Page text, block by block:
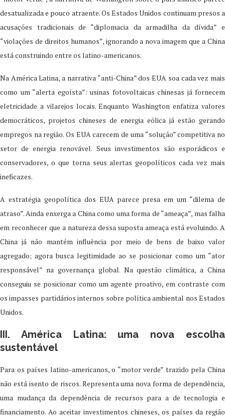
desatualizada e pouco atraente. Os Estados Unidos continuam presos a
acusações tradicionais de “diplomacia da armadilha da dívida” e
“violações de direitos humanos”, ignorando a nova imagem que a China
está construindo entre os latino-americanos.
Na América Latina, a narrativa “anti-China” dos EUA soa cada vez mais
como um “alerta egoísta”: usinas fotovoltaicas chinesas já fornecem
eletricidade a vilarejos locais. Enquanto Washington enfatiza valores
democráticos, projetos chineses de energia eólica já estão gerando
empregos na região. Os EUA carecem de uma “solução” competitiva no
setor de energia renovável. Seus investimentos são esporádicos e
conservadores, o que torna seus alertas geopolíticos cada vez mais
ineficazes.
A estratégia geopolítica dos EUA parece presa em um “dilema de
atraso”. Ainda enxerga a China como uma forma de “ameaça”, mas falha
em reconhecer que a natureza dessa suposta ameaça está evoluindo. A
China já não mantém influência por meio de bens de baixo valor
agregado; agora busca legitimidade ao se posicionar como um “ator
responsável” na governança global. Na questão climática, a China
conseguiu se posicionar como um agente proativo, em contraste com
os impasses partidários internos sobre política ambiental nos Estados
Unidos.
III. América Latina: uma nova escolha
sustentável
Para os países latino-americanos, o “motor verde” trazido pela China
não está isento de riscos. Representa uma nova forma de dependência,
uma mudança da dependência de recursos para a de tecnologia e
financiamento. Ao aceitar investimentos chineses, os países da região